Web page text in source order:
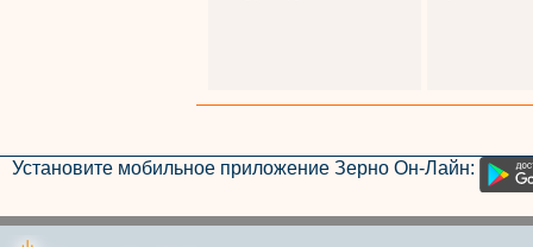
Установите мобильное приложение Зерно Он-Лайн: